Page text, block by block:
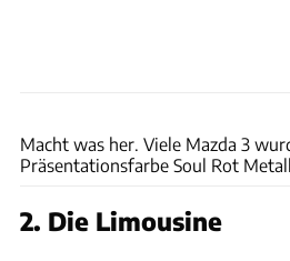
Macht was her. Viele Mazda 3
Präsentationsfarbe Soul Rot
2. Die Limousine